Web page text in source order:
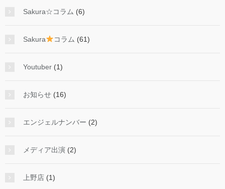
Sakura☆コラム (6)
Sakura コラム (61)
Youtuber (1)
お知らせ (16)
エンジェルナンバー (2)
メディア出演 (2)
上野店 (1)